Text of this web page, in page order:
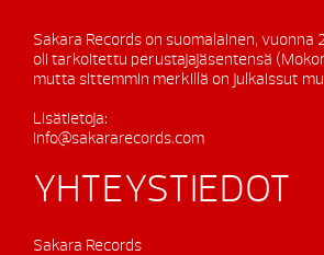
Sakara Records on suomalainen,
oli tarkoitettu perustajajäsentensä
mutta sittemmin merkillä on julkaissut
Lisätietoja:
info@sakararecords.com
YHTEYSTIEDOT
Sakara Records